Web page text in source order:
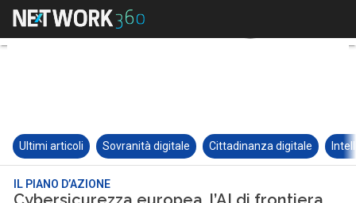
Ultimi articoli Sovranità digitale Cittadinanza digitale
IL PIANO D’AZIONE